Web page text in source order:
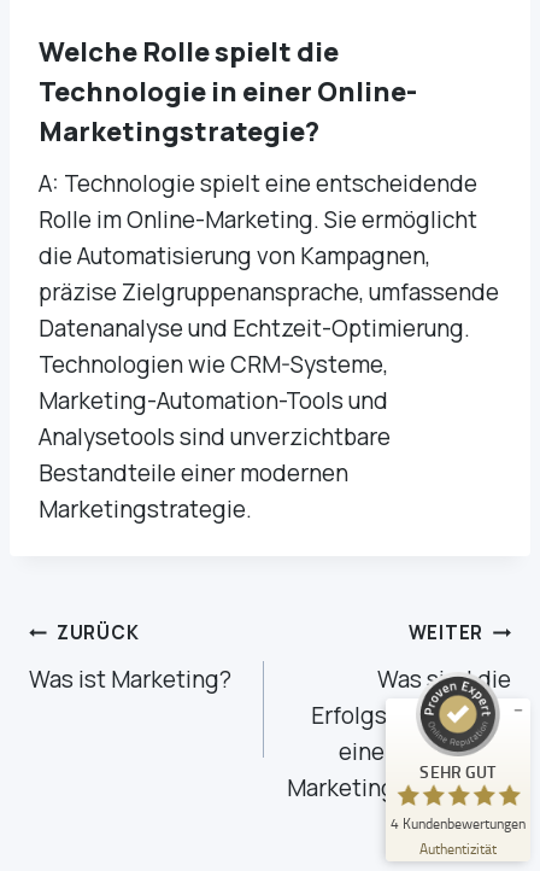
Welche Rolle spielt die
Technologie in einer Online-
Marketingstrategie?
A: Technologie spielt eine entscheidende
Rolle im Online-Marketing. Sie ermöglicht
die Automatisierung von Kampagnen,
präzise Zielgruppenansprache, umfassende
Datenanalyse und Echtzeit-Optimierung.
Technologien wie CRM-Systeme,
Marketing-Automation-Tools und
Analysetools sind unverzichtbare
Bestandteile einer modernen
Marketingstrategie.
Beitragsnavigation
ZURÜCK
Was ist Marketing?
WEITER
Was sind die
Erfolgsfaktoren für
einen effektiven
Marketingworkshop?
SEHR GUT
4 Kundenbewertungen
Authentizität
100
%
ProvenExpert.com
4
Bewertungen auf ProvenExpert.com
Erfahren Sie mehr über dieses Bewertungssiegel
09.09.2024